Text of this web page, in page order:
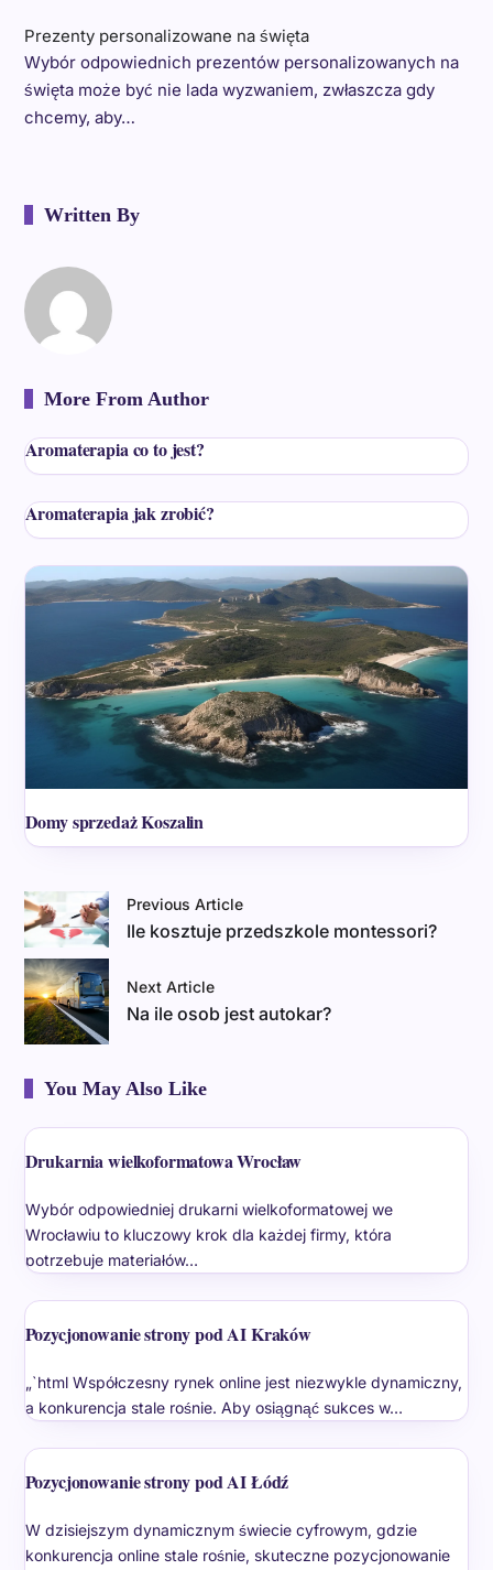
Prezenty personalizowane na święta
Wybór odpowiednich prezentów personalizowanych na
święta może być nie lada wyzwaniem, zwłaszcza gdy
chcemy, aby…
Written By
More From Author
Aromaterapia co to jest?
Aromaterapia jak zrobić?
Domy sprzedaż Koszalin
Previous Article
Ile kosztuje przedszkole montessori?
Next Article
Na ile osob jest autokar?
You May Also Like
Drukarnia wielkoformatowa Wrocław
Wybór odpowiedniej drukarni wielkoformatowej we
Wrocławiu to kluczowy krok dla każdej firmy, która
potrzebuje materiałów…
Pozycjonowanie strony pod AI Kraków
„`html Współczesny rynek online jest niezwykle dynamiczny,
a konkurencja stale rośnie. Aby osiągnąć sukces w…
Pozycjonowanie strony pod AI Łódź
W dzisiejszym dynamicznym świecie cyfrowym, gdzie
konkurencja online stale rośnie, skuteczne pozycjonowanie